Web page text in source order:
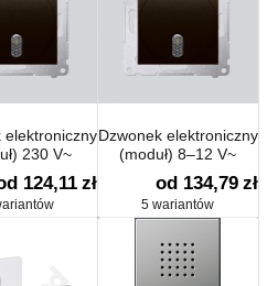
elektroniczny
230 V~
124,11 zł
Dzwonek elektroniczny
(moduł) 8–12 V~
od 134,79 zł
5 wariantów